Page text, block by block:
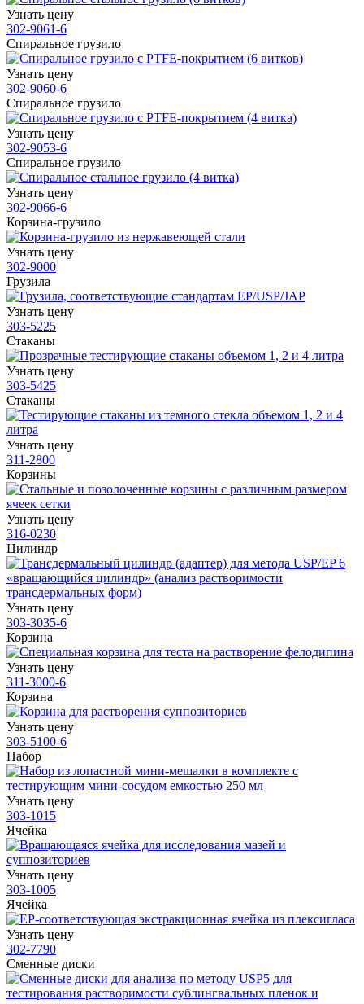
Узнать цену
302-9061-6
Спиральное грузило
Узнать цену
302-9060-6
Спиральное грузило
Узнать цену
302-9053-6
Спиральное грузило
Узнать цену
302-9066-6
Корзина-грузило
Узнать цену
302-9000
Грузила
Узнать цену
303-5225
Стаканы
Узнать цену
303-5425
Стаканы
Узнать цену
311-2800
Корзины
Узнать цену
316-0230
Цилиндр
Узнать цену
303-3035-6
Корзина
Узнать цену
311-3000-6
Корзина
Узнать цену
303-5100-6
Набор
Узнать цену
303-1015
Ячейка
Узнать цену
303-1005
Ячейка
Узнать цену
302-7790
Сменные диски